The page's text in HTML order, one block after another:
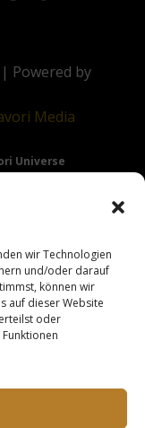
wir Technologien
und/oder darauf
können wir
auf dieser Website
oder
| Powered by
Media
Universe
Seite richten sich
& Unternehmer im
NOT endorsed by
is a trademark of